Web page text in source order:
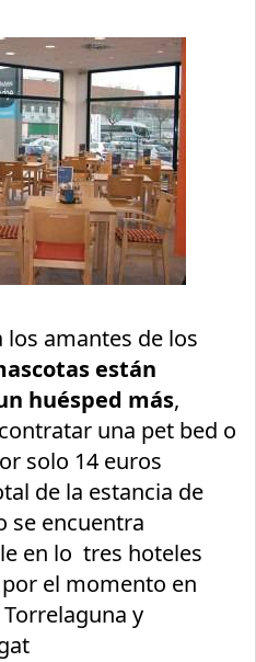
amantes de los
están
huésped más,
una pet bed o
solo 14 euros
de la estancia de
se encuentra
en lo tres hoteles
el momento en
Torrelaguna y